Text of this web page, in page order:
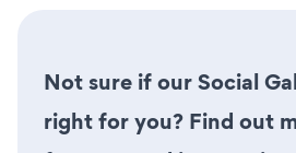
Not sure if our Social
right for you? Find out